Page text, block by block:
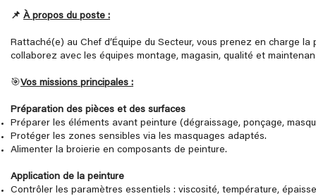
📌 À propos du poste :
Rattaché(e) au Chef d’Équipe du Secteur, vous prenez en charge
collaborez avec les équipes montage, magasin, qualité et
🎯Vos missions principales :
Préparation des pièces et des surfaces
Préparer les éléments avant peinture (dégraissage, ponçage,
Protéger les zones sensibles via les masquages adaptés.
Alimenter la broierie en composants de peinture.
Application de la peinture
Contrôler les paramètres essentiels : viscosité, température,